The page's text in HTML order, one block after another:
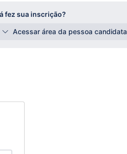
fez sua inscrição?
Acessar área da pessoa candidata